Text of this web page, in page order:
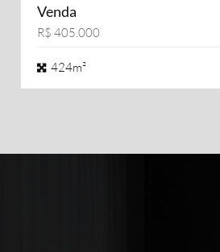
Venda
R$ 405.000
424m²